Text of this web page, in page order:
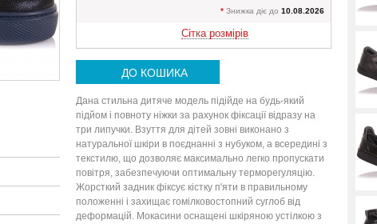
* Знижка діє до 10.08.2026
Сітка розмірів
ДО КОШИКА
Дана стильна дитяче модель підійде на будь-який
підйом і повноту ніжки за рахунок фіксації відразу на
три липучки. Взуття для дітей зовні виконано з
натуральної шкіри в поєднанні з нубуком, а всередині з
текстилю, що дозволяє максимально легко пропускати
повітря, забезпечуючи оптимальну терморегуляцію.
Жорсткий задник фіксує кістку п'яти в правильному
положенні і захищає гомілковостопний суглоб від
деформацій. Мокасини оснащені шкіряною устілкою з